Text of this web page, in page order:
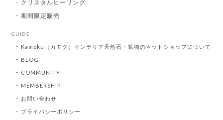
クリスタルヒーリング
期間限定販売
GUIDE
Kamoku［カモク］インテリア天然石・鉱物のネットショップについて
BLOG
COMMUNITY
MEMBERSHIP
お問い合わせ
プライバシーポリシー